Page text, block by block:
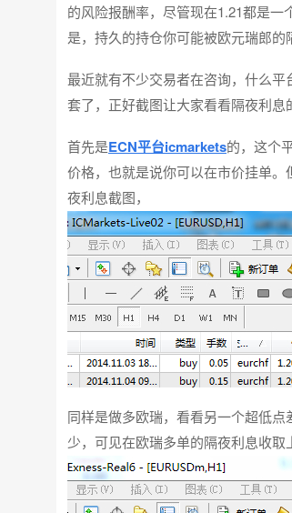
的风险报酬率，尽管现在1.21都是
是，持久的持仓你可能被欧元瑞郎的
最近就有不少交易者在咨询，什么
套了，正好截图让大家看看隔夜利息
首先是ECN平台icmarkets的，这个
价格，也就是说你可以在市价挂单
夜利息截图，
同样是做多欧瑞，看看另一个超低点
少，可见在欧瑞多单的隔夜利息收取